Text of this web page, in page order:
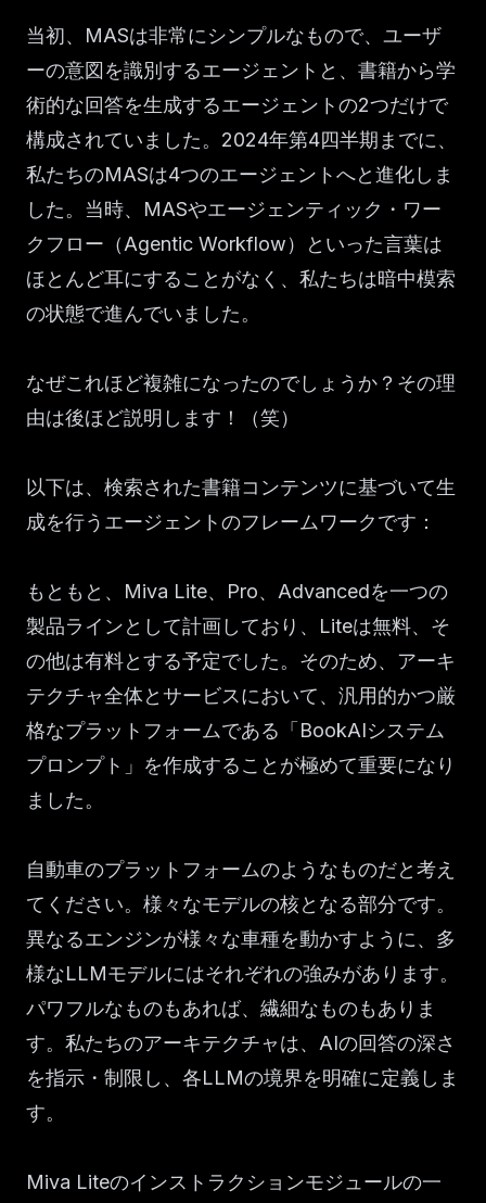
当初、MASは非常にシンプルなもので、ユーザ
ーの意図を識別するエージェントと、書籍から学
術的な回答を生成するエージェントの2つだけで
構成されていました。2024年第4四半期までに、
私たちのMASは4つのエージェントへと進化しま
した。当時、MASやエージェンティック・ワー
クフロー（Agentic Workflow）といった言葉は
ほとんど耳にすることがなく、私たちは暗中模索
の状態で進んでいました。
なぜこれほど複雑になったのでしょうか？その理
由は後ほど説明します！（笑）
以下は、検索された書籍コンテンツに基づいて生
成を行うエージェントのフレームワークです：
もともと、Miva Lite、Pro、Advancedを一つの
製品ラインとして計画しており、Liteは無料、そ
の他は有料とする予定でした。そのため、アーキ
テクチャ全体とサービスにおいて、汎用的かつ厳
格なプラットフォームである「BookAIシステム
プロンプト」を作成することが極めて重要になり
ました。
自動車のプラットフォームのようなものだと考え
てください。様々なモデルの核となる部分です。
異なるエンジンが様々な車種を動かすように、多
様なLLMモデルにはそれぞれの強みがあります。
パワフルなものもあれば、繊細なものもありま
す。私たちのアーキテクチャは、AIの回答の深さ
を指示・制限し、各LLMの境界を明確に定義しま
す。
Miva Liteのインストラクションモジュールの一